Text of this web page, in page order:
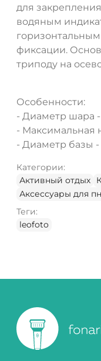
для
водяным
фиксации.
триподу на
Особенности:
- Диаметр шара
- Максимальная
- Диаметр базы
Категории:
Активный отдых
Аксессуары для
Теги:
leofoto